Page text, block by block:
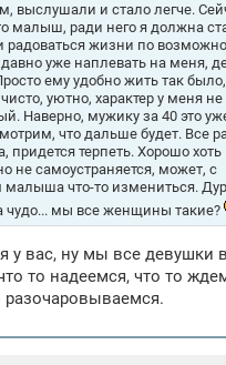
выслушали и стало легче.
малыш, ради него я должна
радоваться жизни по
уже наплевать на меня,
ему удобно жить так
уютно, характер у меня не
Наверно, мужику за 40 это
что дальше будет. Все
придется терпеть. Хорошо хоть
не самоустраняется, может, с
что-то измениться.
чудо... мы все женщины такие?
у вас, ну мы все девушки
то надеемся, что то
разочаровываемся.